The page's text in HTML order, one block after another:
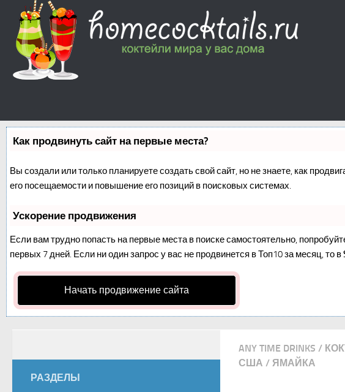
Как продвинуть сайт на первые места?
Вы создали или только планируете создать свой сайт, но не знаете, как
его посещаемости и повышение его позиций в поисковых системах.
Ускорение продвижения
Если вам трудно попасть на первые места в поиске самостоятельно,
первых 7 дней. Если ни один запрос у вас не продвинется в Топ10 за месяц, то в
Начать продвижение сайта
ANY TIME DRINKS /
США / ЯМАЙКА
РАЗДЕЛЫ